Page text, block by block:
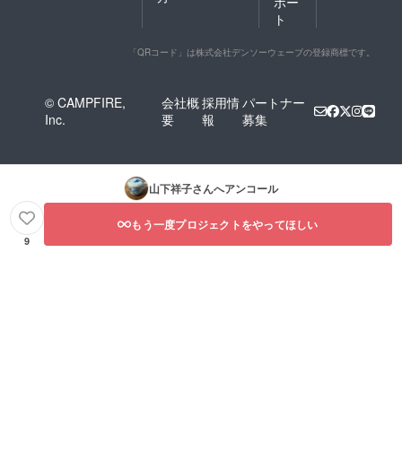
ト
「QRコード」は株式会社デンソーウェーブの登録商標です。
© CAMPFIRE,
Inc.
会社概
要
採用情
報
パートナー
募集
山下祥子さんへアンコール
9
もう一度プロジェクトをやってほしい